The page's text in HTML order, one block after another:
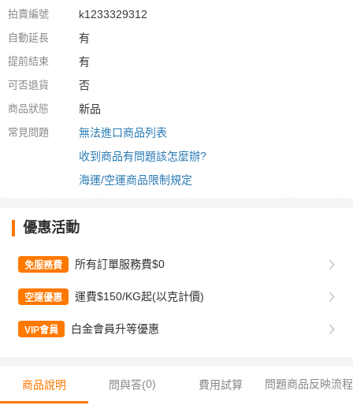
拍賣編號 k1233329312
自動延長 有
提前結束 有
可否退貨 否
商品狀態 新品
常見問題
無法進口商品列表
收到商品有問題該怎麼辦?
海運/空運商品限制規定
優惠活動
免服務費 所有訂單服務費$0
空運優惠 運費$150/KG起(以克計價)
VIP會員 白金會員升等優惠
商品說明 問與答(0) 費用試算 問題商品反映流程